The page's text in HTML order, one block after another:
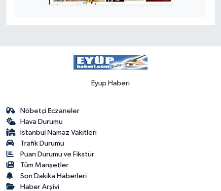
Eyup Haberi
Nöbetçi Eczaneler
Hava Durumu
İstanbul Namaz Vakitleri
Trafik Durumu
Puan Durumu ve Fikstür
Tüm Manşetler
Son Dakika Haberleri
Haber Arşivi